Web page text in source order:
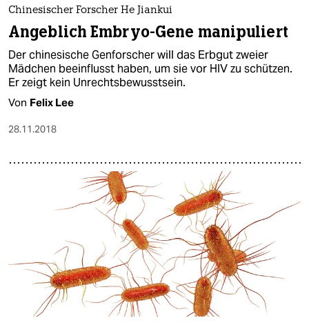
Chinesischer Forscher He Jiankui
Angeblich Embryo-Gene manipuliert
Der chinesische Genforscher will das Erbgut zweier
Mädchen beeinflusst haben, um sie vor HIV zu schützen.
Er zeigt kein Unrechtsbewusstsein.
Von Felix Lee
28.11.2018